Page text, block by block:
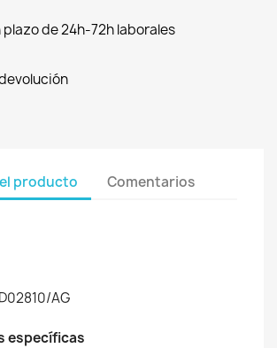
plazo de 24h-72h laborales
producto Comentarios
D02810/AG
específicas